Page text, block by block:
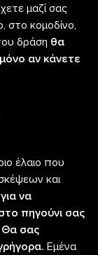
μαζί σας
στο κομοδίνο,
δράση θα
αν κάνετε
έλαιο που
και
να
πηγούνι σας
Θα σας
Εμένα